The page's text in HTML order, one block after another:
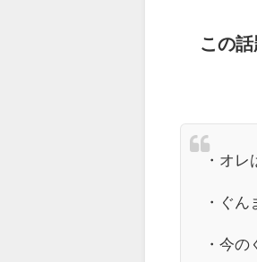
この
・オ
・ぐ
・今